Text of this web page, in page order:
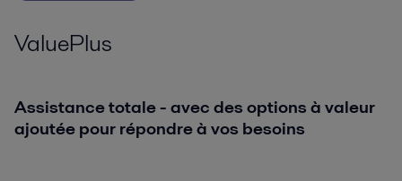
ValuePlus
Assistance totale - avec des options à valeur
ajoutée pour répondre à vos besoins